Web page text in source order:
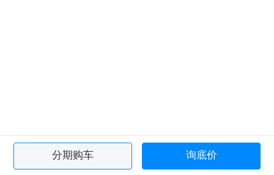
分期购车 询底价